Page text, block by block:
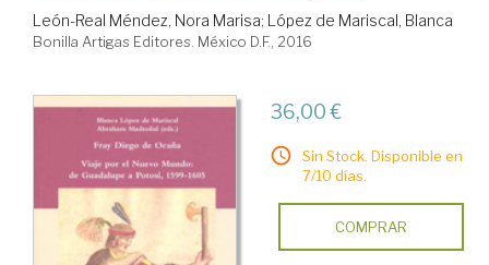
León-Real Méndez, Nora Marisa; López de Mariscal, Blanca
Bonilla Artigas Editores. México D.F., 2016
36,00 €
Sin Stock. Disponible en
7/10 días.
COMPRAR